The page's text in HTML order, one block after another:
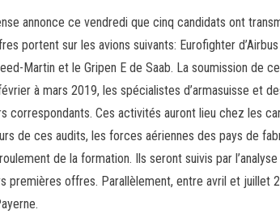
annonce ce vendredi que cinq candidats ont
portent sur les avions suivants: Eurofighter
Martin et le Gripen E de Saab. La soumission de
à mars 2019, les spécialistes d’armasuisse et
correspondants. Ces activités auront lieu chez les
de ces audits, les forces aériennes des pays de
de la formation. Ils seront suivis par
premières offres. Parallèlement, entre avril et juillet